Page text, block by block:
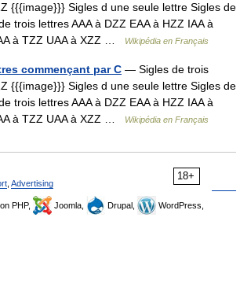
{{{image}}} Sigles d une seule lettre Sigles de
trois lettres AAA à DZZ EAA à HZZ IAA à
à TZZ UAA à XZZ …
Wikipédia en Français
commençant par C — Sigles de trois
{{{image}}} Sigles d une seule lettre Sigles de
trois lettres AAA à DZZ EAA à HZZ IAA à
à TZZ UAA à XZZ …
Wikipédia en Français
18+
Advertising
PHP, Joomla, Drupal,
WordPress,